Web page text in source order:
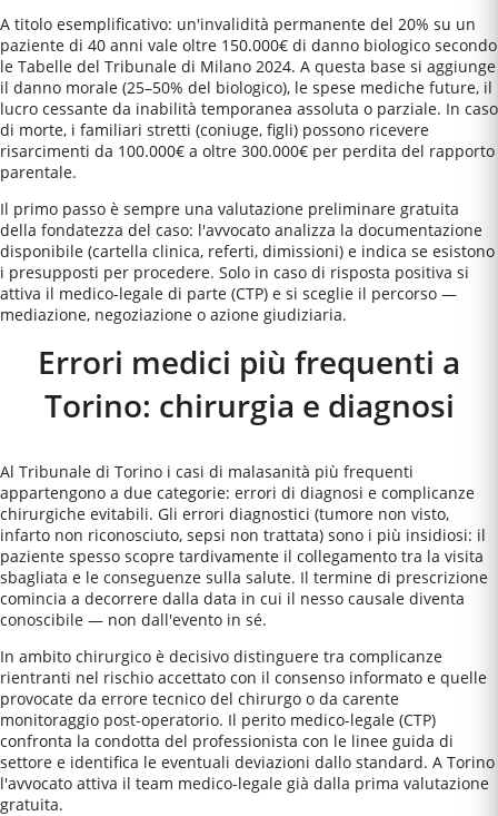
A titolo esemplificativo: un'invalidità permanente del 20% su un
paziente di 40 anni vale oltre 150.000€ di danno biologico secondo
le Tabelle del Tribunale di Milano 2024. A questa base si aggiunge
il danno morale (25–50% del biologico), le spese mediche future, il
lucro cessante da inabilità temporanea assoluta o parziale. In caso
di morte, i familiari stretti (coniuge, figli) possono ricevere
risarcimenti da 100.000€ a oltre 300.000€ per perdita del rapporto
parentale.
Il primo passo è sempre una valutazione preliminare gratuita
della fondatezza del caso: l'avvocato analizza la documentazione
disponibile (cartella clinica, referti, dimissioni) e indica se esistono
i presupposti per procedere. Solo in caso di risposta positiva si
attiva il medico-legale di parte (CTP) e si sceglie il percorso —
mediazione, negoziazione o azione giudiziaria.
Errori medici più frequenti a
Torino: chirurgia e diagnosi
Al Tribunale di Torino i casi di malasanità più frequenti
appartengono a due categorie: errori di diagnosi e complicanze
chirurgiche evitabili. Gli errori diagnostici (tumore non visto,
infarto non riconosciuto, sepsi non trattata) sono i più insidiosi: il
paziente spesso scopre tardivamente il collegamento tra la visita
sbagliata e le conseguenze sulla salute. Il termine di prescrizione
comincia a decorrere dalla data in cui il nesso causale diventa
conoscibile — non dall'evento in sé.
In ambito chirurgico è decisivo distinguere tra complicanze
rientranti nel rischio accettato con il consenso informato e quelle
provocate da errore tecnico del chirurgo o da carente
monitoraggio post-operatorio. Il perito medico-legale (CTP)
confronta la condotta del professionista con le linee guida di
settore e identifica le eventuali deviazioni dallo standard. A Torino
l'avvocato attiva il team medico-legale già dalla prima valutazione
gratuita.